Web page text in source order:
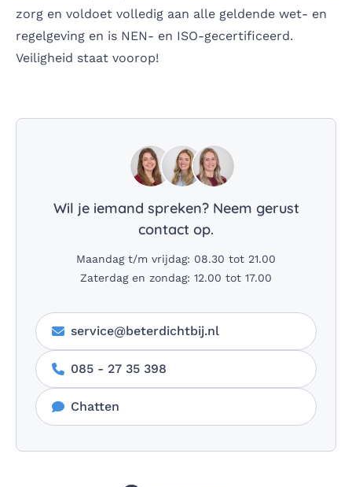
zorg en voldoet volledig aan alle geldende wet- en
regelgeving en is NEN- en ISO-gecertificeerd.
Veiligheid staat voorop!
Wil je iemand spreken? Neem gerust
contact op.
Maandag t/m vrijdag: 08.30 tot 21.00
Zaterdag en zondag: 12.00 tot 17.00
service@beterdichtbij.nl
085 - 27 35 398
Chatten